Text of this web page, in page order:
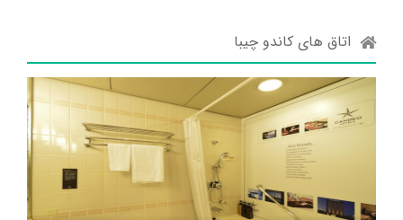
اتاق های کاندو چیبا